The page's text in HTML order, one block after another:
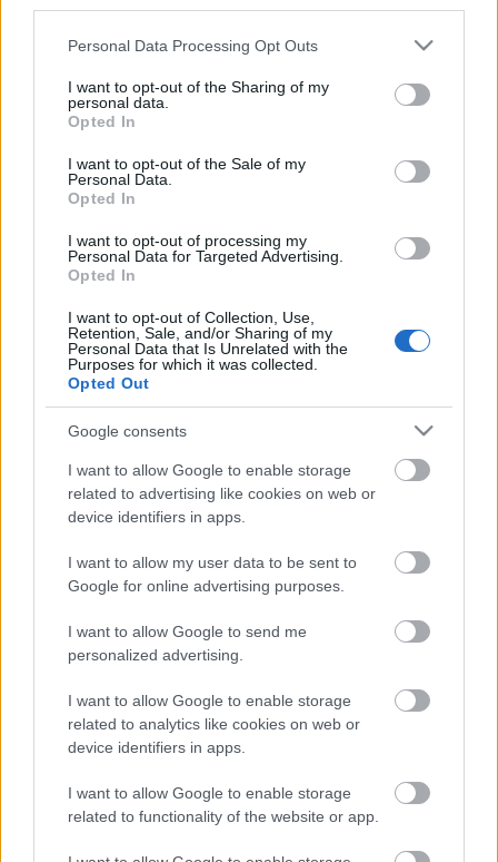
Please note that this website/app uses one or more Google
not limited to your visit or usage behaviour. You may click to
grant or deny consent to Google and its third-party tags to
use your data for below specified purposes in below Google
consent section.
Personal Data Processing Opt Outs
I want to opt-out of the Sharing of my
personal data.
Opted In
I want to opt-out of the Sale of my
Personal Data.
Opted In
I want to opt-out of processing my
Personal Data for Targeted Advertising.
Opted In
I want to opt-out of Collection, Use,
Retention, Sale, and/or Sharing of my
Personal Data that Is Unrelated with the
Purposes for which it was collected.
Opted Out
Google consents
I want to allow Google to enable storage
related to advertising like cookies on web or
device identifiers in apps.
I want to allow my user data to be sent to
Google for online advertising purposes.
I want to allow Google to send me
personalized advertising.
I want to allow Google to enable storage
related to analytics like cookies on web or
device identifiers in apps.
I want to allow Google to enable storage
related to functionality of the website or app.
Kicsi fej jobb ide, mint a nagy
Csizmazia Darab István [Rambo]•2009. október 12.
GT Boksz! című számában fogalmaznak az
ökölvívással kapcsolatban, az úgy tűnik, használható
Valóban kicsi az új Norton ISecurity
telepítője?
Csizmazia Darab István [Rambo] •
Vitatható eszközhöz nyúltak a Symantec fejlesztői
telepítési idő felgyorsításánál. Csak a kezüket